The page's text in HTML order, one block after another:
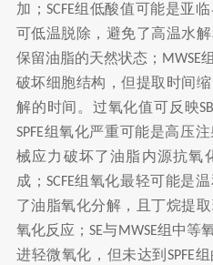
加； SCFE组低酸值可能是亚
可低温脱除，避免了高温水
保留油脂的天然状态； MWSE
破坏细胞结构，但提取时间
解的时间。过氧化值可反映
SPFE组氧化严重可能是高压
械应力破坏了油脂内源抗氧
成； SCFE组氧化最轻可能是
了油脂氧化分解，且丁烷提
氧化反应；SE与MWSE组中等
进轻微氧化，但未达到SPFE